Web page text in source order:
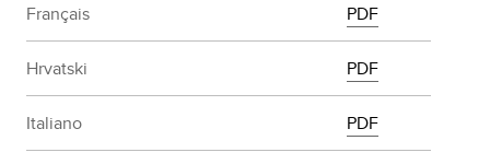
Français PDF
Hrvatski PDF
Italiano PDF